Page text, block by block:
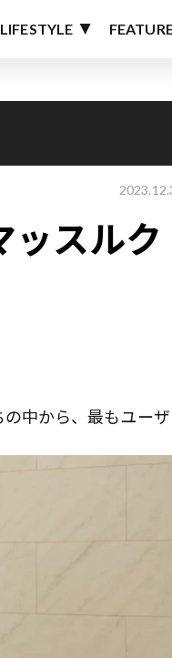
LIFESTYLE
ッスルク
中から、最もユーザ